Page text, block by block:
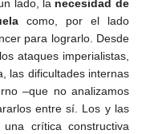
lado, la necesidad de
como, por el lado
para lograrlo. Desde
ataques imperialistas,
las dificultades internas
–que no analizamos
entre sí. Los y las
una crítica constructiva